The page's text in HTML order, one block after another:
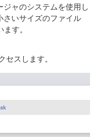
ャのシステムを使用し
いサイズのファイル
す。
セスします。